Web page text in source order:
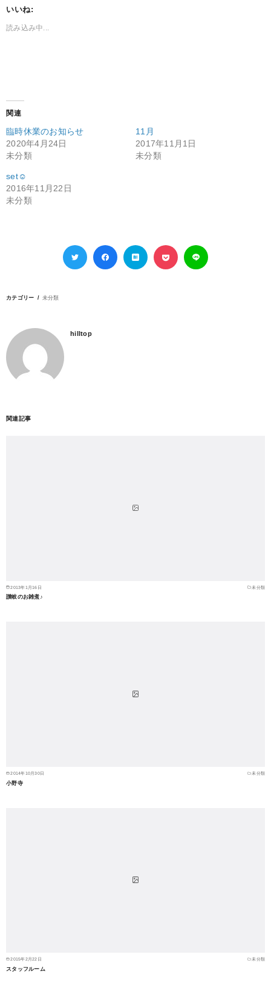
いいね:
読み込み中...
関連
臨時休業のお知らせ
2020年4月24日
未分類
11月
2017年11月1日
未分類
set☺︎
2016年11月22日
未分類
カテゴリー 未分類
hilltop
関連記事
2013年1月16日 未分類
讃岐のお雑煮♪
2014年10月30日 未分類
小野寺
2015年2月22日 未分類
スタッフルーム